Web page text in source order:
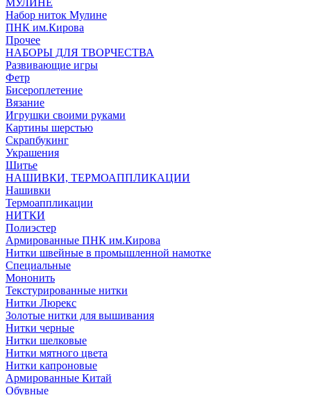
МУЛИНЕ
Набор ниток Мулине
ПНК им.Кирова
Прочее
НАБОРЫ ДЛЯ ТВОРЧЕСТВА
Развивающие игры
Фетр
Бисероплетение
Вязание
Игрушки своими руками
Картины шерстью
Скрапбукинг
Украшения
Шитье
НАШИВКИ, ТЕРМОАППЛИКАЦИИ
Нашивки
Термоаппликации
НИТКИ
Полиэстер
Армированные ПНК им.Кирова
Нитки швейные в промышленной намотке
Специальные
Мононить
Текстурированные нитки
Нитки Люрекс
Золотые нитки для вышивания
Нитки черные
Нитки шелковые
Нитки мятного цвета
Нитки капроновые
Армированные Китай
Обувные